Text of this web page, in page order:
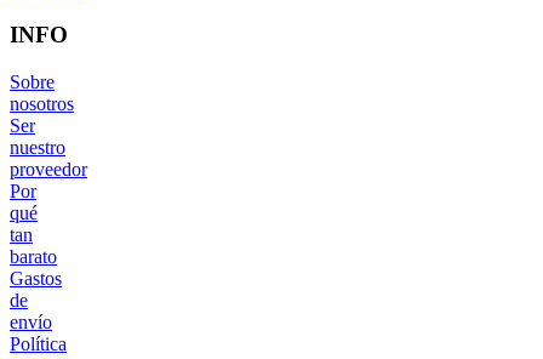
INFO
Sobre
nosotros
Ser
nuestro
proveedor
Por
qué
tan
barato
Gastos
de
envío
Política